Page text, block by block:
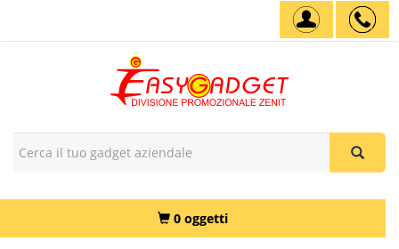
0 oggetti